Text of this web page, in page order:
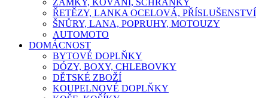
ZÁMKY, KOVÁNÍ, SCHRÁNKY
ŘETĚZY, LANKA OCELOVÁ, PŘÍSLUŠENSTVÍ
ŠNŮRY, LANA, POPRUHY, MOTOUZY
AUTOMOTO
DOMÁCNOST
BYTOVÉ DOPLŇKY
DÓZY, BOXY, CHLEBOVKY
DĚTSKÉ ZBOŽÍ
KOUPELNOVÉ DOPLŇKY